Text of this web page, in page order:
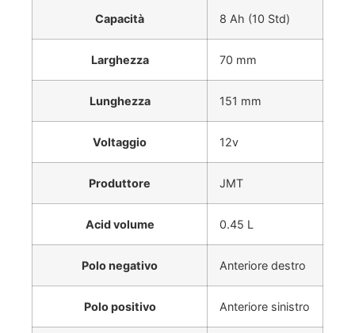
Capacità 8 Ah (10 Std)
Larghezza 70 mm
Lunghezza 151 mm
Voltaggio 12v
Produttore JMT
Acid volume 0.45 L
Polo negativo Anteriore destro
Polo positivo Anteriore sinistro